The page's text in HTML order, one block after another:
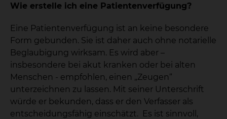
Wie erstelle ich eine Patientenverfügung?
Eine Patientenverfügung ist an keine besondere
Form gebunden. Sie ist daher auch ohne notarielle
Beglaubigung wirksam. Es wird aber –
insbesondere bei akut kranken oder bei alten
Menschen - empfohlen, einen „Zeugen“
unterzeichnen zu lassen. Mit seiner Unterschrift
würde er bekunden, dass er den Verfasser als
entscheidungsfähig einschätzt. Es ist sinnvoll,